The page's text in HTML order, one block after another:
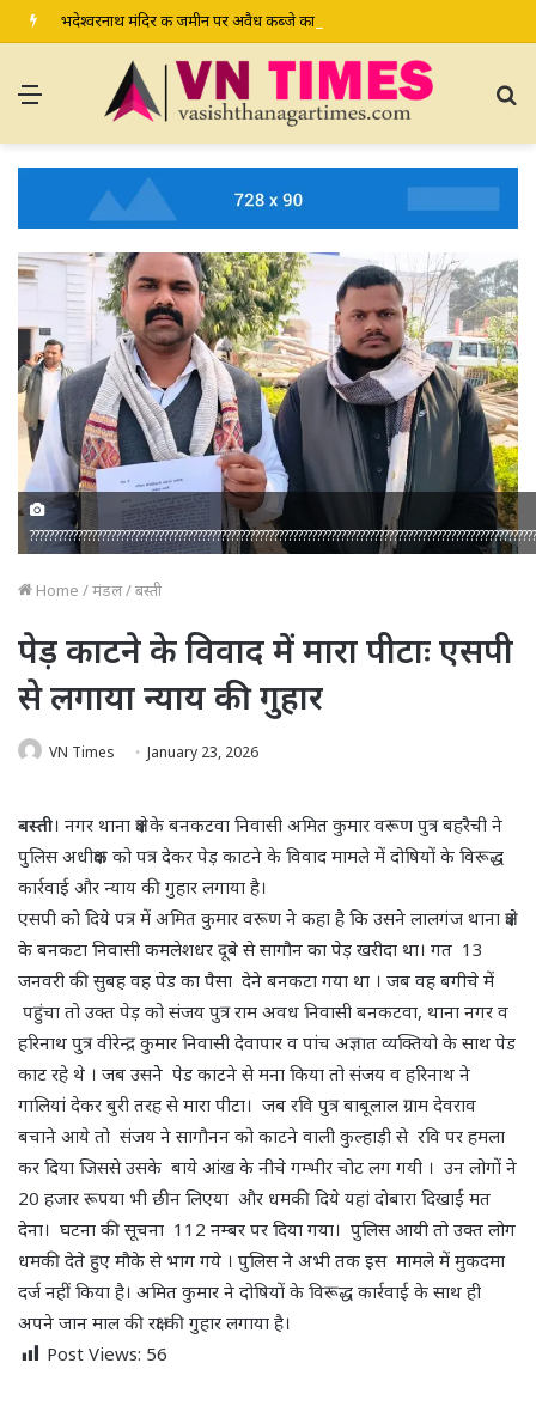
Menu
Home /मंडल/बस्ती
पेड़ काटने के विवाद में मारा पीटाः एसपी
से लगाया न्याय की गुहार
VN Times January 23, 2026
बस्ती। नगर थाना क्षेत्र के बनकटवा निवासी अमित कुमार वरूण पुत्र बहरैची ने
पुलिस अधीक्षक को पत्र देकर पेड़ काटने के विवाद मामले में दोषियों के विरूद्ध
कार्रवाई और न्याय की गुहार लगाया है।
एसपी को दिये पत्र में अमित कुमार वरूण ने कहा है कि उसने लालगंज थाना क्षेत्र
के बनकटा निवासी कमलेशधर दूबे से सागौन का पेड़ खरीदा था। गत 13
जनवरी की सुबह वह पेड का पैसा देने बनकटा गया था । जब वह बगीचे में
पहुंचा तो उक्त पेड़ को संजय पुत्र राम अवध निवासी बनकटवा, थाना नगर व
हरिनाथ पुत्र वीरेन्द्र कुमार निवासी देवापार व पांच अज्ञात व्यक्तियो के साथ पेड
काट रहे थे । जब उसनेे पेड काटने से मना किया तो संजय व हरिनाथ ने
गालियां देकर बुरी तरह से मारा पीटा। जब रवि पुत्र बाबूलाल ग्राम देवराव
बचाने आये तो संजय ने सागौनन को काटने वाली कुल्हाड़ी से रवि पर हमला
कर दिया जिससे उसके बाये आंख के नीचे गम्भीर चोट लग गयी । उन लोगों ने
20 हजार रूपया भी छीन लिएया और धमकी दिये यहां दोबारा दिखाई मत
देना। घटना की सूचना 112 नम्बर पर दिया गया। पुलिस आयी तो उक्त लोग
धमकी देते हुए मौके से भाग गये । पुलिस ने अभी तक इस मामले में मुकदमा
दर्ज नहीं किया है। अमित कुमार ने दोषियों के विरूद्ध कार्रवाई के साथ ही
अपने जान माल की रक्षा की गुहार लगाया है।
Post Views: 56